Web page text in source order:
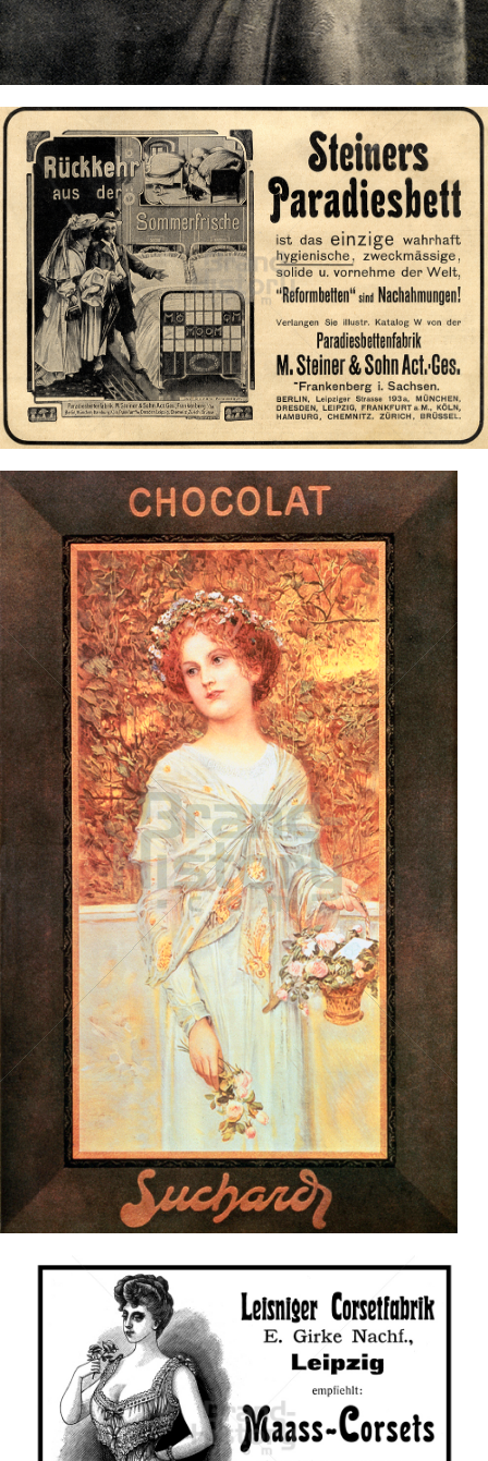
Bild-ID: 73498
Paradiesbettenfabrik M. Steiner & Sohn
Paradiesbettenfabrik M. Steiner & Sohn
1908
Bild-ID: 73507
Suchard Milka Kraft Foods 1909
Bild-ID: 14806